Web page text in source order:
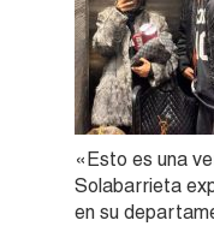
«Esto es una
Solabarrieta
en su